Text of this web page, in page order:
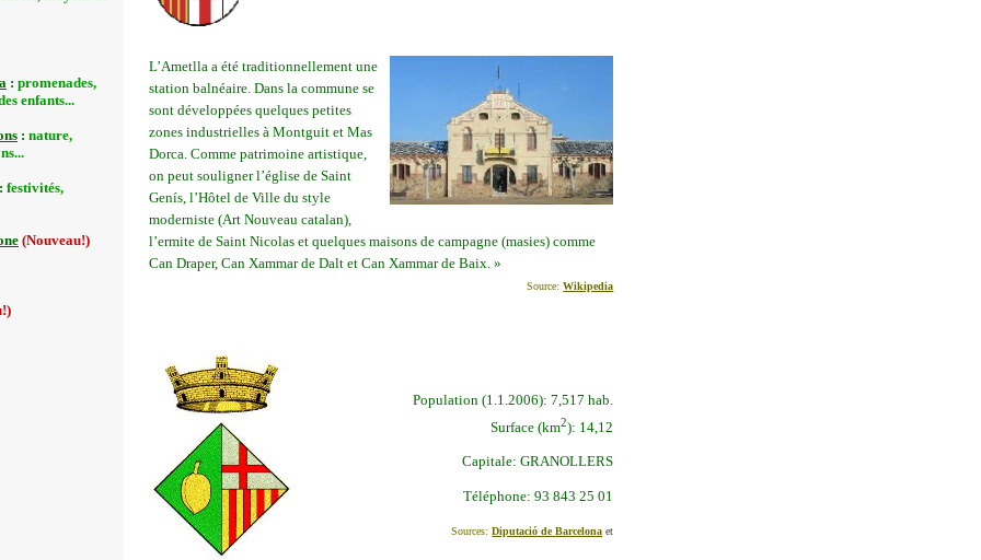
L’Ametlla a été traditionnellement une
station balnéaire. Dans la commune se
sont développées quelques petites
zones industrielles à Montguit et Mas
Dorca. Comme patrimoine artistique,
on peut souligner l’église de Saint
Genís, l’Hôtel de Ville du style
moderniste (Art Nouveau catalan),
l’ermite de Saint Nicolas et quelques maisons de campagne (masies) comme
Can Draper, Can Xammar de Dalt et Can Xammar de Baix. »
Source:Wikipedia
Population (1.1.2006):7,517 hab.
Surface (km2): 14,12
Capitale: GRANOLLERS
Téléphone:93 843 25 01
Sources:Diputació de Barcelona et